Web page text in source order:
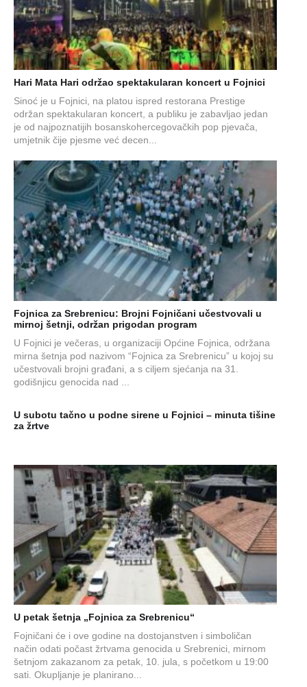
Hari Mata Hari održao spektakularan koncert u Fojnici
Sinoć je u Fojnici, na platou ispred restorana Prestige
održan spektakularan koncert, a publiku je zabavljao jedan
je od najpoznatijih bosanskohercegovačkih pop pjevača,
umjetnik čije pjesme već decen...
Fojnica za Srebrenicu: Brojni Fojničani učestvovali u
mirnoj šetnji, održan prigodan program
U Fojnici je večeras, u organizaciji Općine Fojnica, održana
mirna šetnja pod nazivom “Fojnica za Srebrenicu” u kojoj su
učestvovali brojni građani, a s ciljem sjećanja na 31.
godišnjicu genocida nad ...
U subotu tačno u podne sirene u Fojnici – minuta tišine
za žrtve
U petak šetnja „Fojnica za Srebrenicu“
Fojničani će i ove godine na dostojanstven i simboličan
način odati počast žrtvama genocida u Srebrenici, mirnom
šetnjom zakazanom za petak, 10. jula, s početkom u 19:00
sati. Okupljanje je planirano...